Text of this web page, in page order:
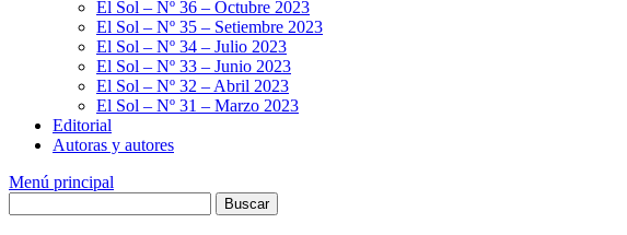
El Sol – Nº 36 – Octubre 2023
El Sol – Nº 35 – Setiembre 2023
El Sol – Nº 34 – Julio 2023
El Sol – Nº 33 – Junio 2023
El Sol – Nº 32 – Abril 2023
El Sol – Nº 31 – Marzo 2023
Editorial
Autoras y autores
Menú principal